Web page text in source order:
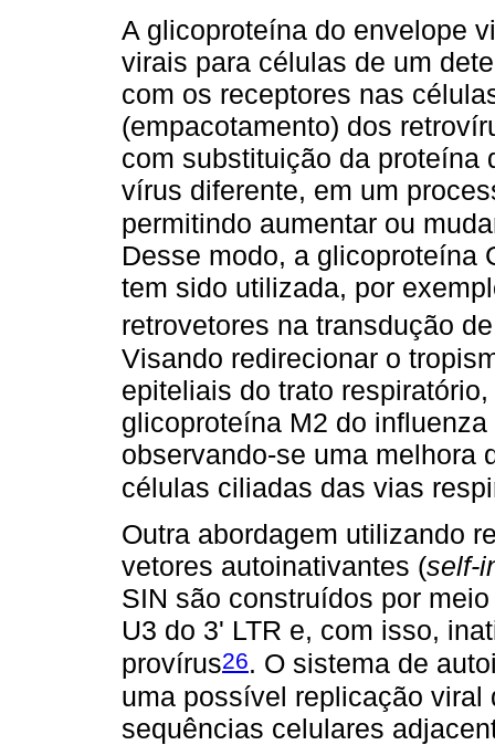
A glicoproteína do envelope
virais para células de um
com os receptores nas
(empacotamento) dos
com substituição da proteína
vírus diferente, em um
permitindo aumentar ou
Desse modo, a glicoproteína
tem sido utilizada, por
retrovetores na transdução
Visando redirecionar o
epiteliais do trato
glicoproteína M2 do
observando-se uma melhora
células ciliadas das vias
Outra abordagem utilizando
vetores autoinativantes (self-
SIN são construídos por
U3 do 3' LTR e, com isso,
provírus26. O sistema de
uma possível replicação
sequências celulares